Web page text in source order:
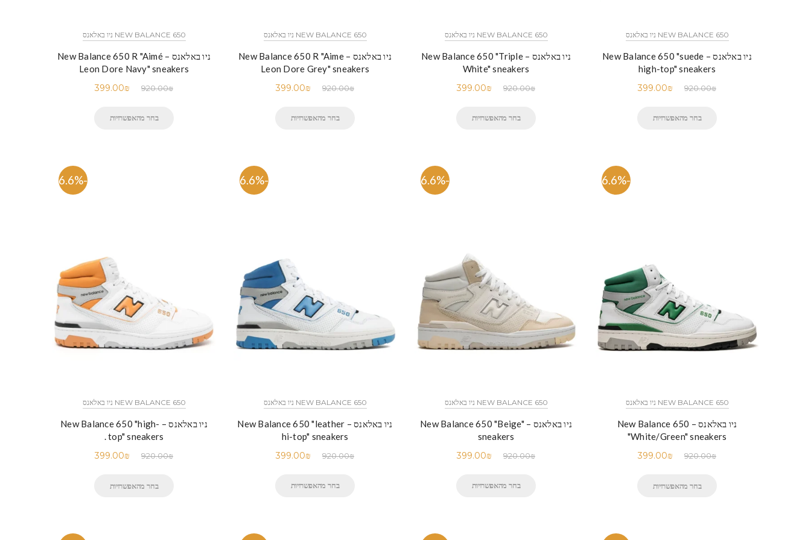
NEW BALANCE 650 ניו באלאנס
ניו באלאנס – New Balance 650 R "Aimé
Leon Dore Navy" sneakers
920.00₪
399.00₪
בחר מהאפשרויות
NEW BALANCE 650 ניו באלאנס
ניו באלאנס – New Balance 650 R "Aime
Leon Dore Grey" sneakers
920.00₪
399.00₪
בחר מהאפשרויות
NEW BALANCE 650 ניו באלאנס
ניו באלאנס – New Balance 650 "Triple
White" sneakers
920.00₪
399.00₪
בחר מהאפשרויות
NEW BALANCE 650 ניו באלאנס
ניו באלאנס – New Balance 650 "suede
high-top" sneakers
920.00₪
399.00₪
בחר מהאפשרויות
-56.6%
NEW BALANCE 650 ניו באלאנס
ניו באלאנס – New Balance 650 "high-
top" sneakers .
920.00₪
399.00₪
בחר מהאפשרויות
-56.6%
NEW BALANCE 650 ניו באלאנס
ניו באלאנס – New Balance 650 "leather
hi-top" sneakers
920.00₪
399.00₪
בחר מהאפשרויות
-56.6%
NEW BALANCE 650 ניו באלאנס
ניו באלאנס – New Balance 650 "Beige"
sneakers
920.00₪
399.00₪
בחר מהאפשרויות
-56.6%
NEW BALANCE 650 ניו באלאנס
ניו באלאנס – New Balance 650
"White/Green" sneakers
920.00₪
399.00₪
בחר מהאפשרויות